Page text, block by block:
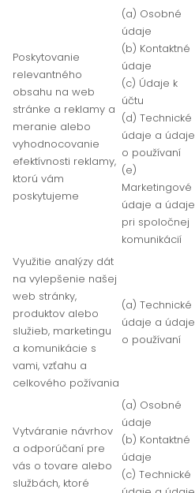
Poskytovanie
relevantného
obsahu na web
stránke a reklamy a
meranie alebo
vyhodnocovanie
efektívnosti reklamy,
ktorú vám
poskytujeme
(a) Osobné
údaje
(b) Kontaktné
údaje
(c) Údaje k
účtu
(d) Technické
údaje a údaje
o používaní
(e)
Marketingové
údaje a údaje
pri spoločnej
komunikácií
Využitie analýzy dát
na vylepšenie našej
web stránky,
produktov alebo
služieb, marketingu
a komunikácie s
vami, vzťahu a
celkového požívania
(a) Technické
údaje a údaje
o používaní
Vytváranie návrhov
a odporúčaní pre
vás o tovare alebo
službách, ktoré
(a) Osobné
údaje
(b) Kontaktné
údaje
(c) Technické